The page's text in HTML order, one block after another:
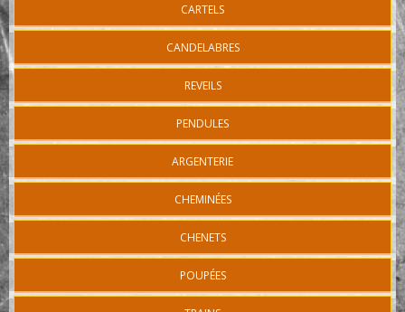
CARTELS
CANDELABRES
REVEILS
PENDULES
ARGENTERIE
CHEMINÉES
CHENETS
POUPÉES